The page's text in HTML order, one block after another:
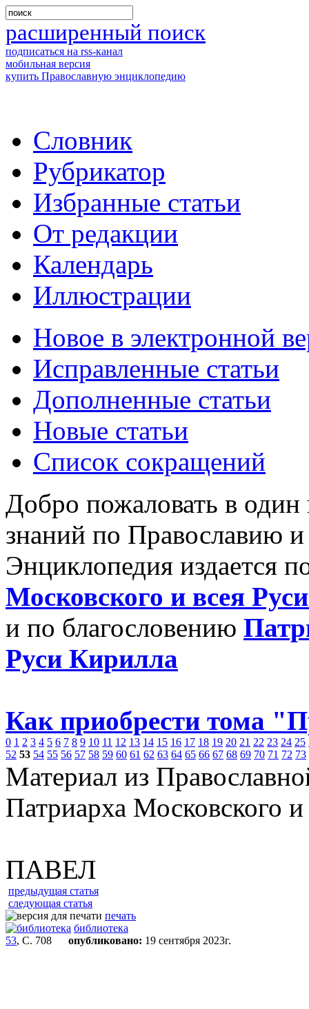
расширенный поиск
подписаться на rss-канал
мобильная версия
купить Православную энциклопедию
Словник
Рубрикатор
Избранные статьи
От редакции
Календарь
Иллюстрации
Новое в электронной
Исправленные статьи
Дополненные статьи
Новые статьи
Список сокращений
Добро пожаловать в
знаний по Православию
Энциклопедия издается
Московского и всея
и по благословению
Руси Кирилла
Как приобрести тома
0 1 2 3 4 5 6 7 8 9 10 11 12 13 14 15 16 17 18 19 20 21 22 23 24 25
52 53 54 55 56 57 58 59 60 61 62 63 64 65 66 67 68 69 70 71 72 73
Материал из
Патриарха Московского
ПАВЕЛ
предыдущая статья
следующая статья
печать
библиотека
53, С. 708 опубликовано: 19 сентября 2023г.